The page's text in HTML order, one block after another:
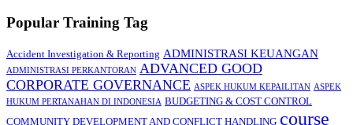
Popular Training Tag
Accident Investigation & Reporting ADMINISTRASI KEUANGAN
ADMINISTRASI PERKANTORAN ADVANCED GOOD
CORPORATE GOVERNANCE ASPEK HUKUM KEPAILITAN ASPEK
HUKUM PERTANAHAN DI INDONESIA BUDGETING & COST CONTROL
COMMUNITY DEVELOPMENT AND CONFLICT HANDLING course